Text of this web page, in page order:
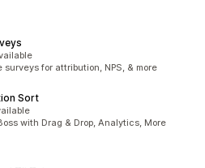
for attribution, NPS, & more
Sort
with Drag & Drop, Analytics, More